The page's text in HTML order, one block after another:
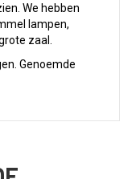
We hebben
lampen,
zaal.
Genoemde